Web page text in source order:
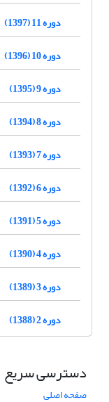
دوره 11 (1397)
دوره 10 (1396)
دوره 9 (1395)
دوره 8 (1394)
دوره 7 (1393)
دوره 6 (1392)
دوره 5 (1391)
دوره 4 (1390)
دوره 3 (1389)
دوره 2 (1388)
دسترسی سریع
صفحه اصلی